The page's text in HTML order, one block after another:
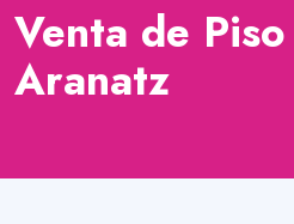
Venta de
Aranatz